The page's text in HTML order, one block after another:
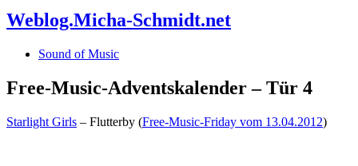
Weblog.Micha-Schmidt.net
Sound of Music
Free-Music-Adventskalender – Tür 4
Starlight Girls – Flutterby (Free-Music-Friday vom 13.04.2012)